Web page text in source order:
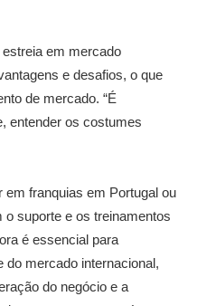
em mercado
e desafios, o que
de mercado. “É
entender os costumes
em franquias em Portugal ou
suporte e os treinamentos
é essencial para
do mercado internacional,
do negócio e a